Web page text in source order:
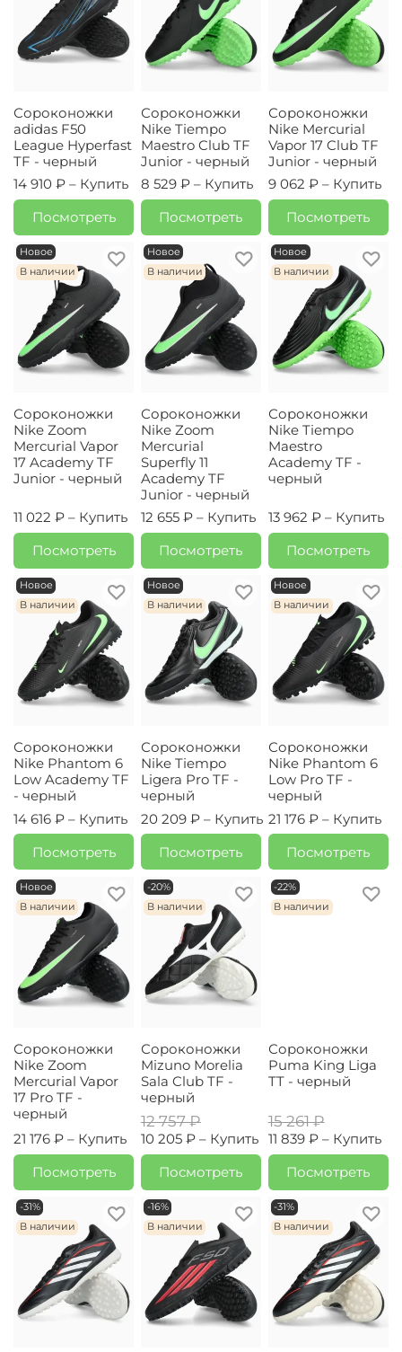
Сороконожки
adidas F50
League Hyperfast
TF - черный
14 910 ₽ – Купить
Посмотреть
Сороконожки
Nike Tiempo
Maestro Club TF
Junior - черный
8 529 ₽ – Купить
Посмотреть
Сороконожки
Nike Mercurial
Vapor 17 Club TF
Junior - черный
9 062 ₽ – Купить
Посмотреть
Новое
В наличии
Сороконожки
Nike Zoom
Mercurial Vapor
17 Academy TF
Junior - черный
11 022 ₽ – Купить
Посмотреть
Новое
В наличии
Сороконожки
Nike Zoom
Mercurial
Superfly 11
Academy TF
Junior - черный
12 655 ₽ – Купить
Посмотреть
Новое
В наличии
Сороконожки
Nike Tiempo
Maestro
Academy TF -
черный
13 962 ₽ – Купить
Посмотреть
Новое
В наличии
Сороконожки
Nike Phantom 6
Low Academy TF
- черный
14 616 ₽ – Купить
Посмотреть
Новое
В наличии
Сороконожки
Nike Tiempo
Ligera Pro TF -
черный
20 209 ₽ – Купить
Посмотреть
Новое
В наличии
Сороконожки
Nike Phantom 6
Low Pro TF -
черный
21 176 ₽ – Купить
Посмотреть
Новое
В наличии
Сороконожки
Nike Zoom
Mercurial Vapor
17 Pro TF -
черный
21 176 ₽ – Купить
Посмотреть
-20%
В наличии
Сороконожки
Mizuno Morelia
Sala Club TF -
черный
12 757 ₽
10 205 ₽ – Купить
Посмотреть
-22%
В наличии
Сороконожки
Puma King Liga
TT - черный
15 261 ₽
11 839 ₽ – Купить
Посмотреть
-31%
В наличии
-16%
В наличии
-31%
В наличии